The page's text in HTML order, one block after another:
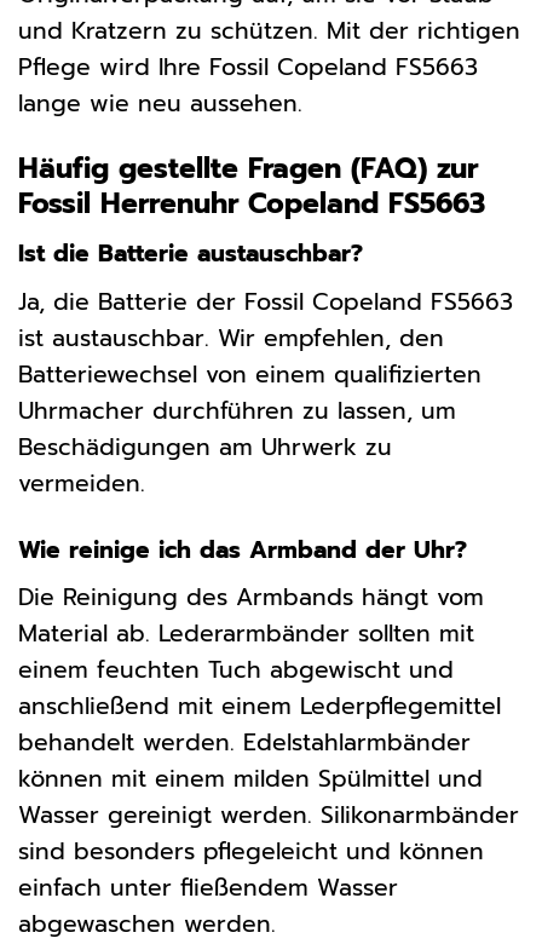
und Kratzern zu schützen. Mit der richtigen
Pflege wird Ihre Fossil Copeland FS5663
lange wie neu aussehen.
Häufig gestellte Fragen (FAQ) zur
Fossil Herrenuhr Copeland FS5663
Ist die Batterie austauschbar?
Ja, die Batterie der Fossil Copeland FS5663
ist austauschbar. Wir empfehlen, den
Batteriewechsel von einem qualifizierten
Uhrmacher durchführen zu lassen, um
Beschädigungen am Uhrwerk zu
vermeiden.
Wie reinige ich das Armband der Uhr?
Die Reinigung des Armbands hängt vom
Material ab. Lederarmbänder sollten mit
einem feuchten Tuch abgewischt und
anschließend mit einem Lederpflegemittel
behandelt werden. Edelstahlarmbänder
können mit einem milden Spülmittel und
Wasser gereinigt werden. Silikonarmbänder
sind besonders pflegeleicht und können
einfach unter fließendem Wasser
abgewaschen werden.